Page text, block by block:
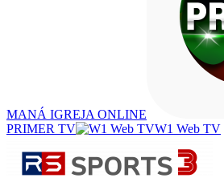
MANÁ IGREJA ONLINE
PRIMER TV
W1 Web TV